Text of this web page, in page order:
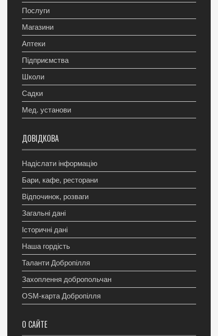
Послуги
Магазини
Аптеки
Підприємства
Школи
Садки
Мед. установи
ДОВІДКОВА
Надіслати інформацію
Бари, кафе, ресторани
Відпочинок, розваги
Загальні дані
Історичні дані
Наша гордість
Таланти Добропілля
Захоплення добропольчан
OSM-карта Добропілля
О САЙТЕ